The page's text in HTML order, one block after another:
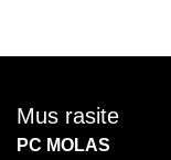
Mus rasite
PC MOLAS